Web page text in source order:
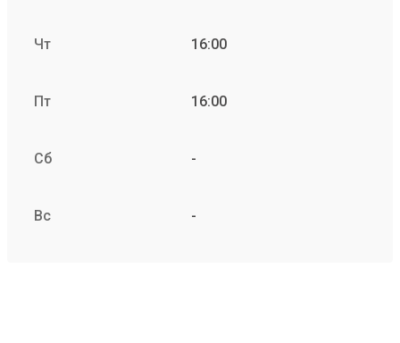
Чт 16:00
Пт 16:00
Сб -
Вс -